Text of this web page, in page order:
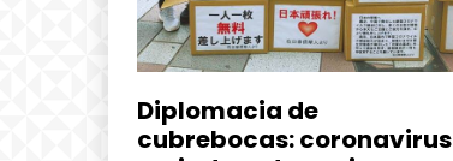
Diplomacia de
cubrebocas: coronavirus